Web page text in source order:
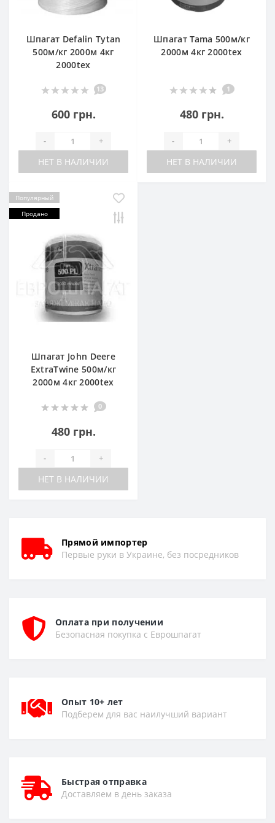
Шпагат Defalin Tytan
500м/кг 2000м 4кг
2000tex
13
600 грн.
- +
НЕТ В НАЛИЧИИ
Шпагат Tama 500м/кг
2000м 4кг 2000tex
1
480 грн.
- +
НЕТ В НАЛИЧИИ
Популярный
Продано
Шпагат John Deere
ExtraTwine 500м/кг
2000м 4кг 2000tex
0
480 грн.
- +
НЕТ В НАЛИЧИИ
Прямой импортер
Первые руки в Украине, без посредников
Оплата при получении
Безопасная покупка с Еврошпагат
Опыт 10+ лет
Подберем для вас наилучший вариант
Быстрая отправка
Доставляем в день заказа